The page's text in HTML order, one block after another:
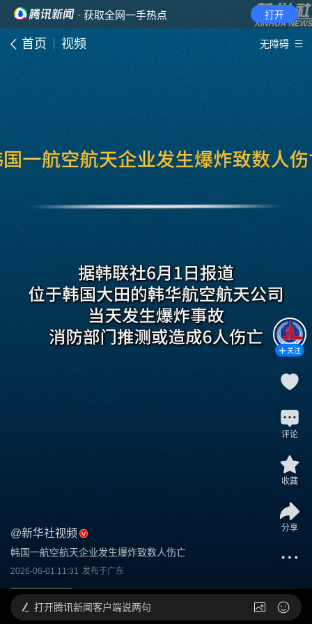
· 获取全网一手热点 打开
首页 视频 无障碍
@新华社视频
韩国一航空航天企业发生爆炸致数人伤亡
2026-06-01 11:31 发布于广东
关注
评论
收藏
分享
打开腾讯新闻客户端说两句